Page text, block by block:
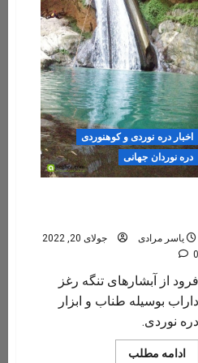
اخبار دره نوردی و کوهنوردی
دره نوردان جهانی
یاسر مرادی
جولای 20, 2022
0
فرود از آبشارهای تنگه رغز
داراب بوسیله طناب و ابزار
دره نوردی.
ادامه مطلب